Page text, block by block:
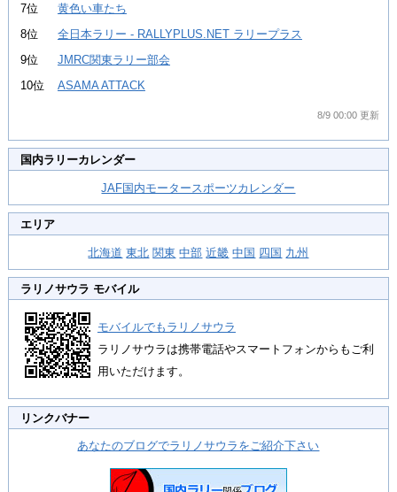
7位
黄色い車たち
8位
全日本ラリー - RALLYPLUS.NET ラリープラス
9位
JMRC関東ラリー部会
10位
ASAMA ATTACK
8/9 00:00 更新
国内ラリーカレンダー
JAF国内モータースポーツカレンダー
エリア
北海道 東北 関東 中部 近畿 中国 四国 九州
ラリノサウラ モバイル
モバイルでもラリノサウラ
ラリノサウラは携帯電話やスマートフォンからもご利
用いただけます。
リンクバナー
あなたのブログでラリノサウラをご紹介下さい